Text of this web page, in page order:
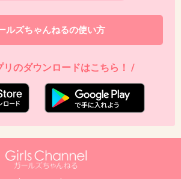
+121
+3 -54
ルズちゃんねるの使い方
のダウンロードはこちら！ /